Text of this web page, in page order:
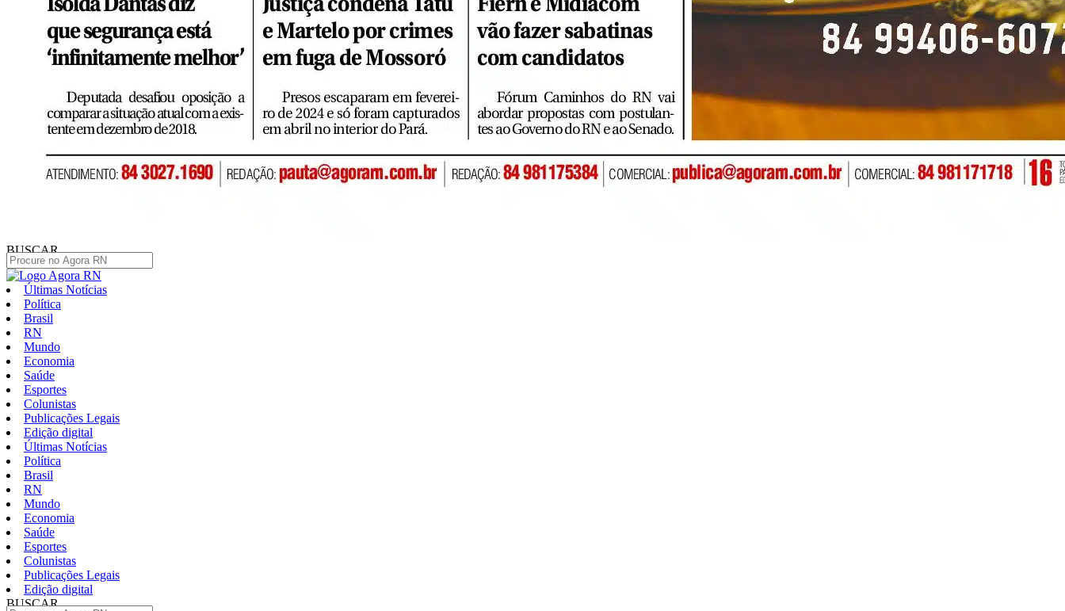
BUSCAR
Últimas Notícias
Política
Brasil
RN
Mundo
Economia
Saúde
Esportes
Colunistas
Publicações Legais
Edição digital
Últimas Notícias
Política
Brasil
RN
Mundo
Economia
Saúde
Esportes
Colunistas
Publicações Legais
Edição digital
BUSCAR